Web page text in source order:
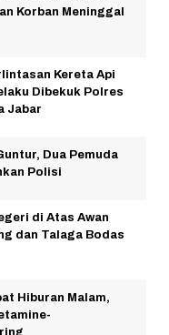
Korban Meninggal
Kereta Api
Dibekuk Polres
Jabar
Dua Pemuda
Polisi
di Atas Awan
dan Talaga Bodas
Hiburan Malam,